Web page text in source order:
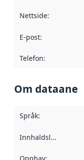
Nettside:
E-post:
Telefon:
Om dataane
Språk:
Innhaldsleverandørar